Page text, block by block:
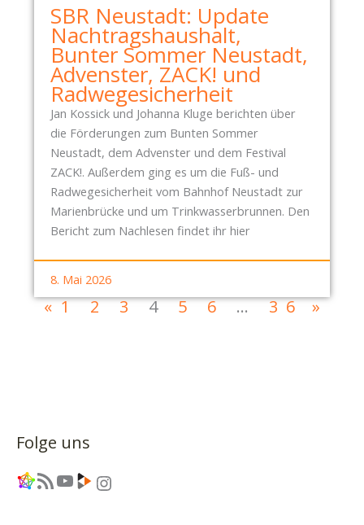
SBR Neustadt: Update
Nachtragshaushalt,
Bunter Sommer Neustadt,
Advenster, ZACK! und
Radwegesicherheit
Jan Kossick und Johanna Kluge berichten über
die Förderungen zum Bunten Sommer
Neustadt, dem Advenster und dem Festival
ZACK!. Außerdem ging es um die Fuß- und
Radwegesicherheit vom Bahnhof Neustadt zur
Marienbrücke und um Trinkwasserbrunnen. Den
Bericht zum Nachlesen findet ihr hier
8. Mai 2026
« 1 2 3 4 5 6 … 36 »
Folge uns
Link RSS-Feed YouTube Link Instagram